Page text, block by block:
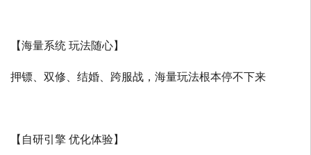
【海量系统 玩法随心】
押镖、双修、结婚、跨服战，海量玩法根本停不下来
【自研引擎 优化体验】